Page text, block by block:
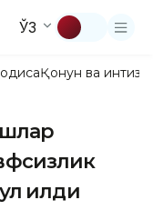
ЎЗ
Қонун ва
қилди